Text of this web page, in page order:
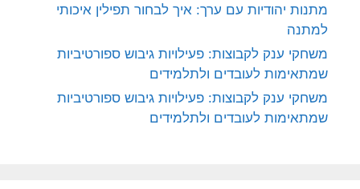
מתנות יהודיות עם ערך: איך לבחור תפילין איכותי
למתנה
משחקי ענק לקבוצות: פעילויות גיבוש ספורטיביות
שמתאימות לעובדים ולתלמידים
משחקי ענק לקבוצות: פעילויות גיבוש ספורטיביות
שמתאימות לעובדים ולתלמידים